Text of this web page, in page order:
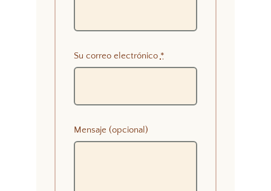
Su correo electrónico *
Mensaje (opcional)